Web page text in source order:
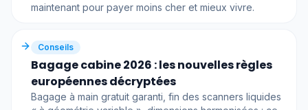
maintenant pour payer moins cher et mieux vivre.
Conseils
Bagage cabine 2026 : les nouvelles règles
européennes décryptées
Bagage à main gratuit garanti, fin des scanners liquides